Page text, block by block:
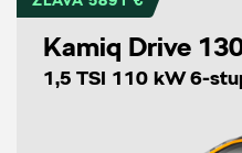
Kamiq Drive
1,5 TSI 110 kW 6-